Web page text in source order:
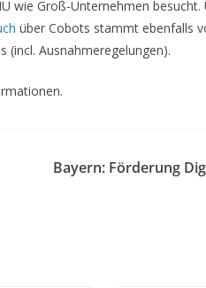
wie Groß-Unternehmen besucht.
über Cobots stammt ebenfalls
Ausnahmeregelungen).
Bayern: Förderung